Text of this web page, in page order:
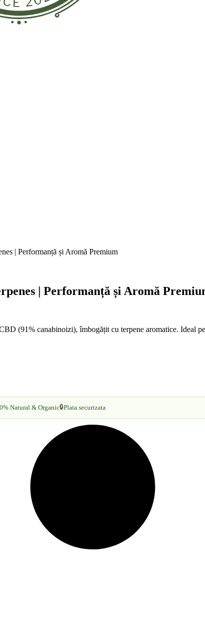
| Performanță și Aromă Premium
| Performanță și Aromă
(91% canabinoizi), îmbogățit cu terpene aromatice. Ideal
Natural & Organic🔒Plata securizata